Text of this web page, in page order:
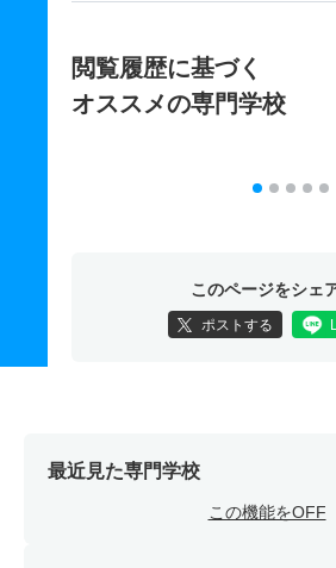
閲覧履歴に基づく
オススメの専門学校
このページをシェ
ポストする
最近見た専門学校
この機能をOFF